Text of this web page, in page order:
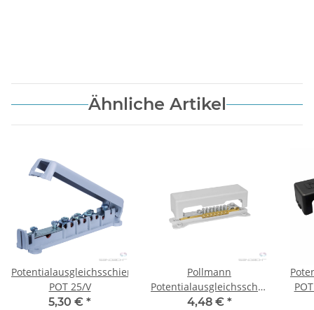
Ähnliche Artikel
Potentialausgleichsschiene
POT 25/V
5,30 € *
Pollmann
Potentialausgleichsschiene
POT 16/25, 2-reihig
4,48 € *